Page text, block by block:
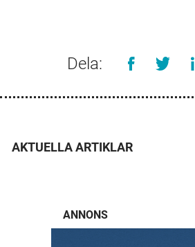
Dela:
AKTUELLA ARTIKLAR
ANNONS